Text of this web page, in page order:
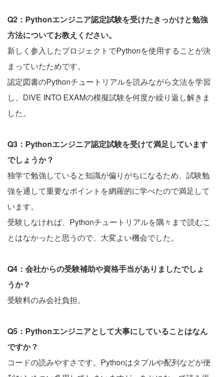
Q2：Pythonエンジニア認定試験を受けたきっかけと勉強
方法についてお教えください。
新しく参入したプロジェクトでPythonを使用することが決
まっていたためです。
認定図書のPythonチュートリアルを読みながら文法を学習
し、DIVE INTO EXAMの模擬試験を何度か繰り返し解きま
した。
Q3：Pythonエンジニア認定試験を受けて満足しています
でしょうか？
独学で勉強していると知識が偏りがちになるため、試験勉
強を通して重要なポイントを網羅的に学べたので満足して
います。
受験しなければ、Pythonチュートリアルを隅々まで読むこ
とはなかったと思うので、大変よい機会でした。
Q4：会社からの受験補助や資格手当がありましたでしょ
うか？
受験料のみ会社負担。
Q5：Pythonエンジニアとして大事にしていることはなん
ですか？
コードの読みやすさです。Pythonはタプルや配列などが便